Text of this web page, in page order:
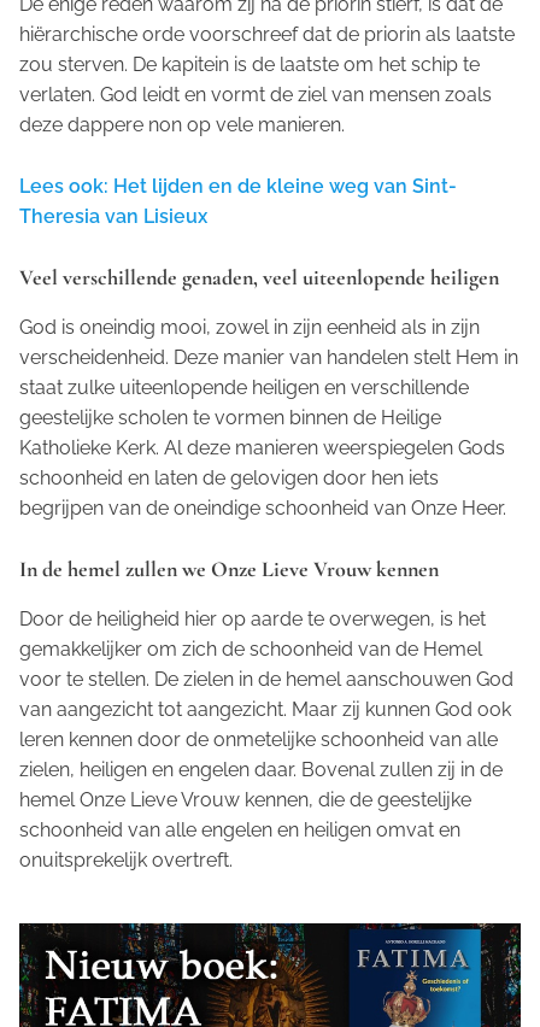
hiërarchische orde voorschreef dat de priorin als laatste
zou sterven. De kapitein is de laatste om het schip te
verlaten. God leidt en vormt de ziel van mensen zoals
deze dappere non op vele manieren.
Lees ook: Het lijden en de kleine weg van Sint-
Theresia van Lisieux
Veel verschillende genaden, veel uiteenlopende heiligen
God is oneindig mooi, zowel in zijn eenheid als in zijn
verscheidenheid. Deze manier van handelen stelt Hem in
staat zulke uiteenlopende heiligen en verschillende
geestelijke scholen te vormen binnen de Heilige
Katholieke Kerk. Al deze manieren weerspiegelen Gods
schoonheid en laten de gelovigen door hen iets
begrijpen van de oneindige schoonheid van Onze Heer.
In de hemel zullen we Onze Lieve Vrouw kennen
Door de heiligheid hier op aarde te overwegen, is het
gemakkelijker om zich de schoonheid van de Hemel
voor te stellen. De zielen in de hemel aanschouwen God
van aangezicht tot aangezicht. Maar zij kunnen God ook
leren kennen door de onmetelijke schoonheid van alle
zielen, heiligen en engelen daar. Bovenal zullen zij in de
hemel Onze Lieve Vrouw kennen, die de geestelijke
schoonheid van alle engelen en heiligen omvat en
onuitsprekelijk overtreft.